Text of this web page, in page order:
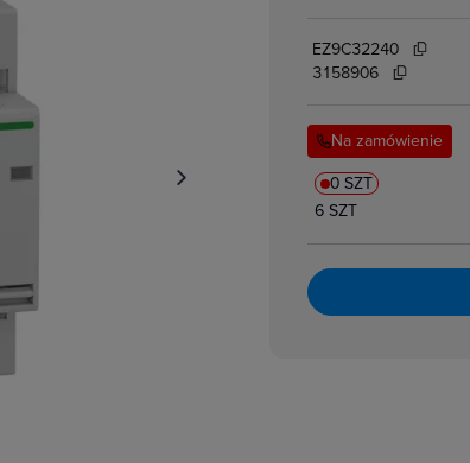
elektrycznych
impulsowe
bezpiecznikowe D0
i przełączniki
nadmiarowoprądowe
przeciwpożarowe
różnicowoprądowe z członem nadprądowym
selektywne
taryfowe
zmierzchowe
EZ9C32240
3158906
Na zamówienie
0 SZT
6 SZT